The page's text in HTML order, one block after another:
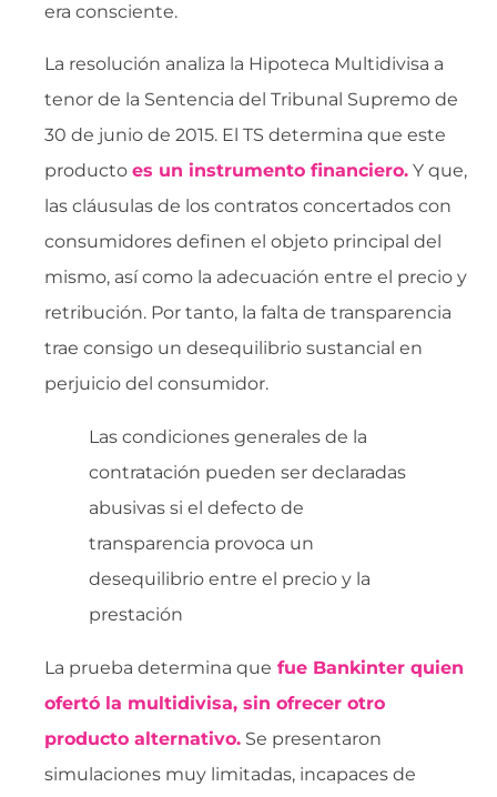
era consciente.
La resolución analiza la Hipoteca Multidivisa a
tenor de la Sentencia del Tribunal Supremo de
30 de junio de 2015. El TS determina que este
producto es un instrumento financiero. Y que,
las cláusulas de los contratos concertados con
consumidores definen el objeto principal del
mismo, así como la adecuación entre el precio y
retribución. Por tanto, la falta de transparencia
trae consigo un desequilibrio sustancial en
perjuicio del consumidor.
Las condiciones generales de la
contratación pueden ser declaradas
abusivas si el defecto de
transparencia provoca un
desequilibrio entre el precio y la
prestación
La prueba determina que fue Bankinter quien
ofertó la multidivisa, sin ofrecer otro
producto alternativo. Se presentaron
simulaciones muy limitadas, incapaces de